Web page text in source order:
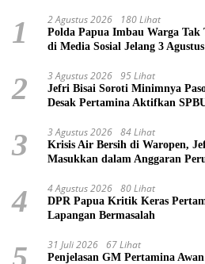
1 2 Agustus 2026 180 Lihat
Polda Papua Imbau Warga Tak
di Media Sosial Jelang 3 Agustus
2 3 Agustus 2026 95 Lihat
Jefri Bisai Soroti Minimnya
Desak Pertamina Aktifkan
3 3 Agustus 2026 84 Lihat
Krisis Air Bersih di Waropen,
Masukkan dalam Anggaran
4 4 Agustus 2026 80 Lihat
DPR Papua Kritik Keras
Lapangan Bermasalah
31 Juli 2026 67 Lihat
Penjelasan GM Pertamina